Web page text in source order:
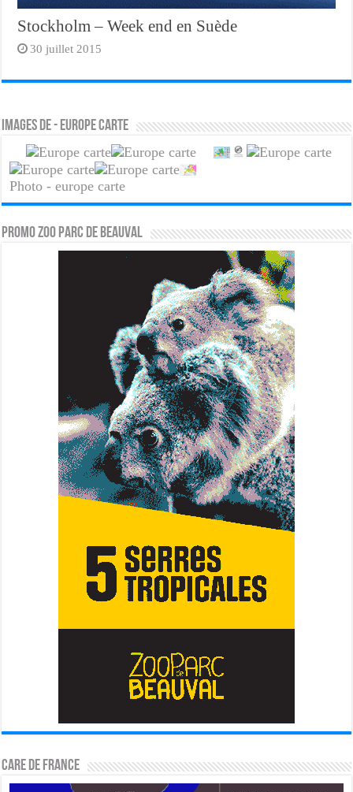
Stockholm – Week end en Suède
30 juillet 2015
Images de - europe carte
Photo - europe carte
PROMO ZOO PARC DE BEAUVAL
CARE DE FRANCE